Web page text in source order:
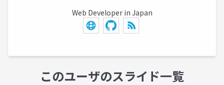
Web Developer in Japan
このユーザのスライド一覧